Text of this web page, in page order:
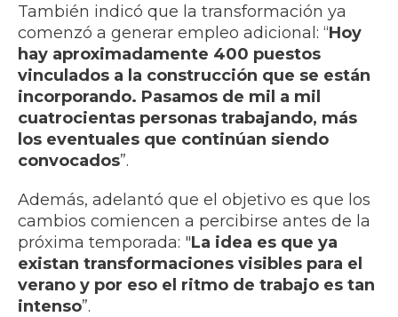
También indicó que la transformación ya
comenzó a generar empleo adicional: “Hoy
hay aproximadamente 400 puestos
vinculados a la construcción que se están
incorporando. Pasamos de mil a mil
cuatrocientas personas trabajando, más
los eventuales que continúan siendo
convocados”.
Además, adelantó que el objetivo es que los
cambios comiencen a percibirse antes de la
próxima temporada: "La idea es que ya
existan transformaciones visibles para el
verano y por eso el ritmo de trabajo es tan
intenso”.